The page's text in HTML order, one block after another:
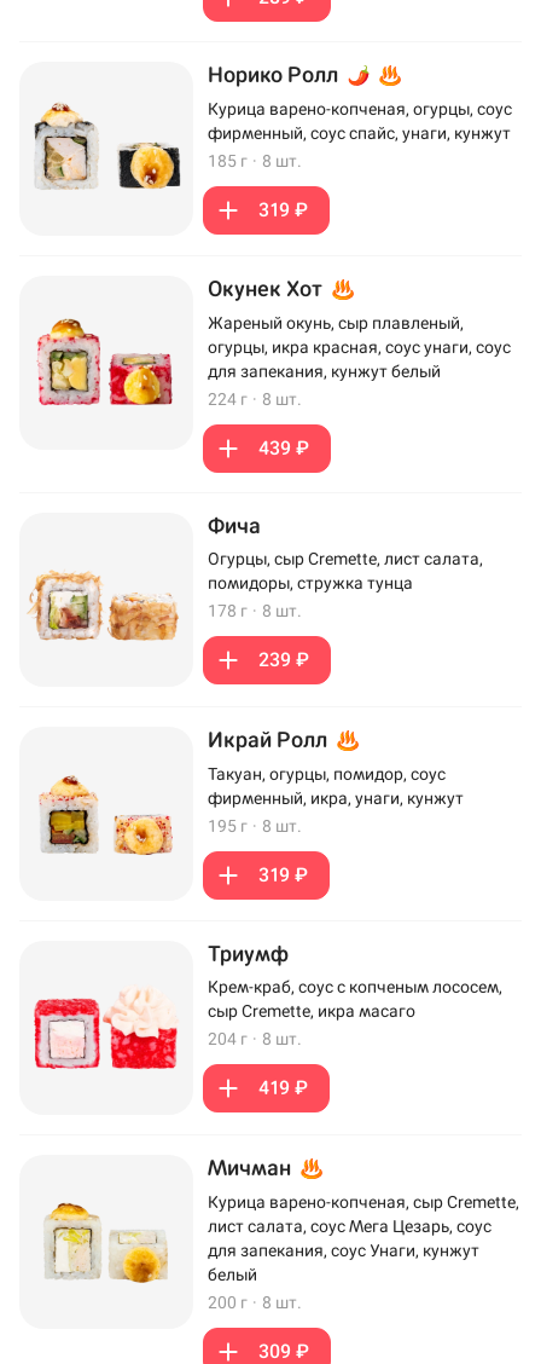
Норико Ролл
Курица варено-копченая, огурцы, соус
фирменный, соус спайс, унаги, кунжут
185 г · 8 шт.
319 ₽
Окунек Хот
Жареный окунь, сыр плавленый,
огурцы, икра красная, соус унаги, соус
для запекания, кунжут белый
224 г · 8 шт.
439 ₽
Фича
Огурцы, сыр Cremette, лист салата,
помидоры, стружка тунца
178 г · 8 шт.
239 ₽
Икрай Ролл
Такуан, огурцы, помидор, соус
фирменный, икра, унаги, кунжут
195 г · 8 шт.
319 ₽
Триумф
Крем-краб, соус с копченым лососем,
сыр Cremette, икра масаго
204 г · 8 шт.
419 ₽
Мичман
Курица варено-копченая, сыр Cremette,
лист салата, соус Мега Цезарь, соус
для запекания, соус Унаги, кунжут
белый
200 г · 8 шт.
309 ₽